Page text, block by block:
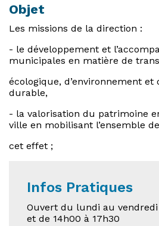
Objet
Les missions de la direction :
- le développement et
municipales en matière de
écologique, d’environnement et
durable,
- la valorisation du patrimoine
ville en mobilisant l’ensemble
cet effet ;
Infos Pratiques
Ouvert du lundi au vendredi
et de 14h00 à 17h30